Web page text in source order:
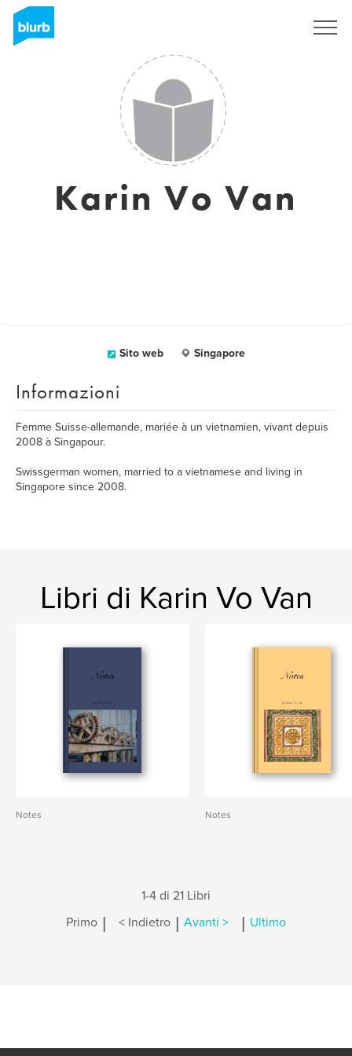
Karin Vo Van
Sito web Singapore
Informazioni
Femme Suisse-allemande, mariée à un vietnamien, vivant depuis
2008 à Singapour.
Swissgerman women, married to a vietnamese and living in
Singapore since 2008.
Libri di Karin Vo Van
Notes Notes
1-4 di 21 Libri
Primo | < Indietro | Avanti > | Ultimo